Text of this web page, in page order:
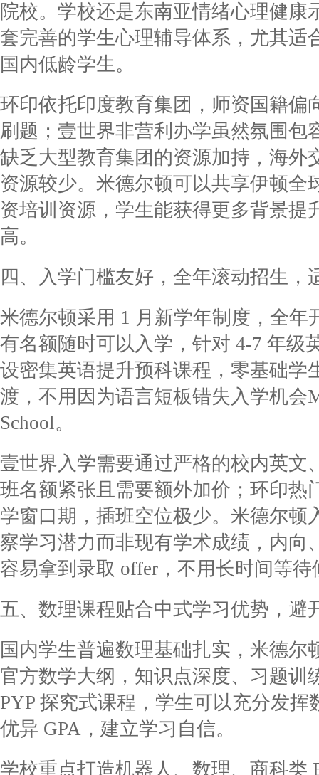
院校。学校还是东南亚情绪心理健康
套完善的学生心理辅导体系，尤其适
国内低龄学生。
环印依托印度教育集团，师资国籍偏
刷题；壹世界非营利办学虽然氛围包
缺乏大型教育集团的资源加持，海外
资源较少。米德尔顿可以共享伊顿全
资培训资源，学生能获得更多背景提
高。
四、入学门槛友好，全年滚动招生，
米德尔顿采用 1 月新学年制度，全年
有名额随时可以入学，针对 4-7 年级
设密集英语提升预科课程，零基础学
渡，不用因为语言短板错失入学机会
School。
壹世界入学需要通过严格的校内英文
班名额紧张且需要额外加价；环印热
学窗口期，插班空位极少。米德尔顿
察学习潜力而非现有学术成绩，内向
容易拿到录取 offer，不用长时间等待
五、数理课程贴合中式学习优势，避
国内学生普遍数理基础扎实，米德尔
官方数学大纲，知识点深度、习题训
PYP 探究式课程，学生可以充分发
优异 GPA，建立学习自信。
学校重点打造机器人、数理、商科类